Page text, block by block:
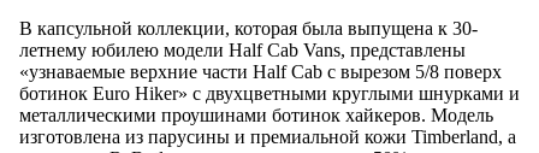
В капсульной коллекции, которая была выпущена к 30-
летнему юбилею модели Half Cab Vans, представлены
«узнаваемые верхние части Half Cab с вырезом 5/8 поверх
ботинок Euro Hiker» с двухцветными круглыми шнурками и
металлическими проушинами ботинок хайкеров. Модель
изготовлена из парусины и премиальной кожи Timberland, а